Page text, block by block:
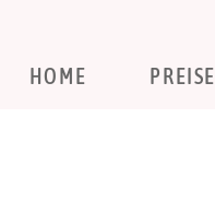
HOME PREISE